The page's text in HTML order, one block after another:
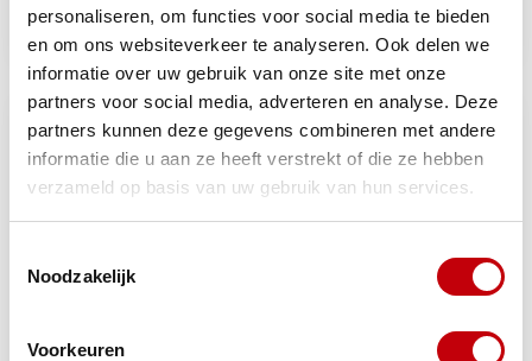
personaliseren, om functies voor social media te bieden
en om ons websiteverkeer te analyseren. Ook delen we
informatie over uw gebruik van onze site met onze
partners voor social media, adverteren en analyse. Deze
partners kunnen deze gegevens combineren met andere
informatie die u aan ze heeft verstrekt of die ze hebben
verzameld op basis van uw gebruik van hun services.
Noodzakelijk
Voorkeuren
€33,91
leverancier
€33,21 Op voorraad